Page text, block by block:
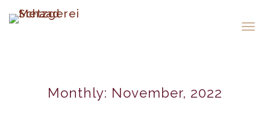
Monthly: November, 2022